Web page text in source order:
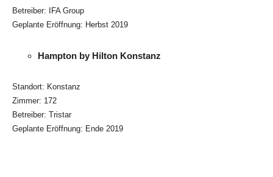
Betreiber: IFA Group
Geplante Eröffnung: Herbst 2019
Hampton by Hilton Konstanz
Standort: Konstanz
Zimmer: 172
Betreiber: Tristar
Geplante Eröffnung: Ende 2019